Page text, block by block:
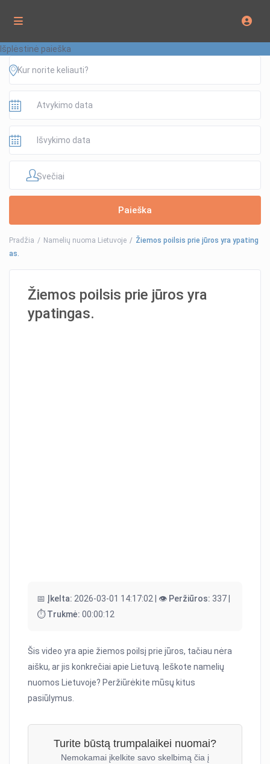
Išplėstinė paieška
Svečiai
Pradžia Namelių nuoma Lietuvoje
Žiemos poilsis prie jūros yra ypating
as.
Žiemos poilsis prie jūros yra
ypatingas.
📅 Įkelta: 2026-03-01 14:17:02 | 👁️ Peržiūros: 337 |
⏱️ Trukmė: 00:00:12
Šis video yra apie žiemos poilsį prie jūros, tačiau nėra
aišku, ar jis konkrečiai apie Lietuvą. Ieškote namelių
nuomos Lietuvoje? Peržiūrėkite mūsų kitus
pasiūlymus.
Turite būstą trumpalaikei nuomai?
Nemokamai įkelkite savo skelbimą čia į